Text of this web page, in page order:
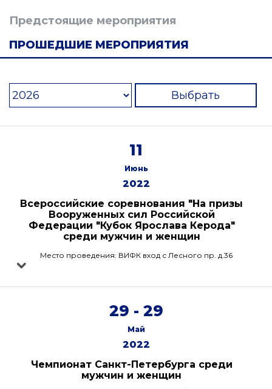
Предстоящие мероприятия
ПРОШЕДШИЕ МЕРОПРИЯТИЯ
Выбрать
11
Июнь
2022
Всероссийские соревнования "На призы
Вооруженных сил Российской
Федерации "Кубок Ярослава Керода"
среди мужчин и женщин
Место проведения: ВИФК вход с Лесного пр. д.36
29 - 29
Май
2022
Чемпионат Санкт-Петербурга среди
мужчин и женщин